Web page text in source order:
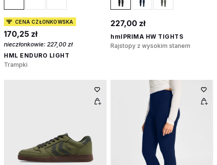
CENA CZŁONKOWSKA
170,25 zł
nieczłonkowie: 227,00 zł
HML ENDURO LIGHT
Trampki
227,00 zł
hmlPRIMA HW TIGHTS
Rajstopy z wysokim stanem